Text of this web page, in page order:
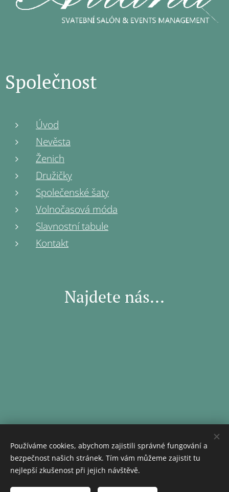
Společnost
Úvod
Nevěsta
Ženich
Družičky
Společenské šaty
Volnočasová móda
Slavnostní tabule
Kontakt
Najdete nás...
Copyright © 2025 Svatební salón Ariana
Používáme cookies, abychom zajistili správné fungování a
bezpečnost našich stránek. Tím vám můžeme zajistit tu
nejlepší zkušenost při jejich návštěvě.